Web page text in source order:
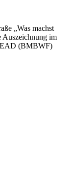
„Was machst
Auszeichnung im
(BMBWF)